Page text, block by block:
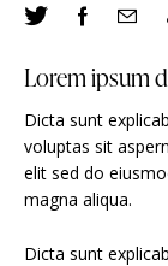
Lorem ipsum
Dicta sunt
voluptas sit
elit sed do
magna aliqua.
Dicta sunt